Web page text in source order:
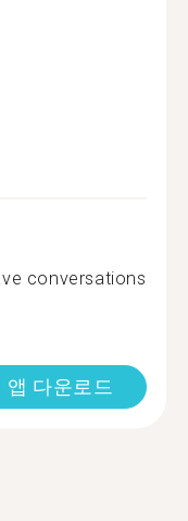
conversations
앱 다운로드